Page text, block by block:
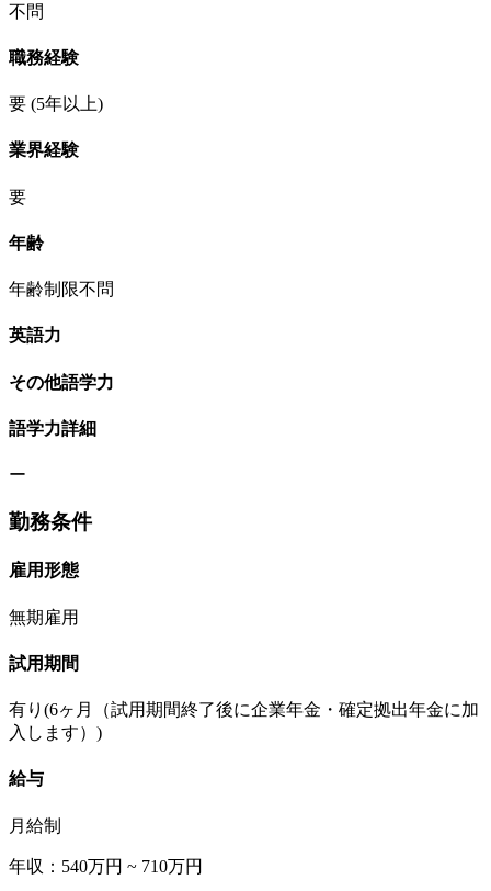
不問
職務経験
要 (5年以上)
業界経験
要
年齢
年齢制限不問
英語力
その他語学力
語学力詳細
ー
勤務条件
雇用形態
無期雇用
試用期間
有り(6ヶ月（試用期間終了後に企業年金・確定拠出年金に加
入します）)
給与
月給制
年収：540万円 ~ 710万円